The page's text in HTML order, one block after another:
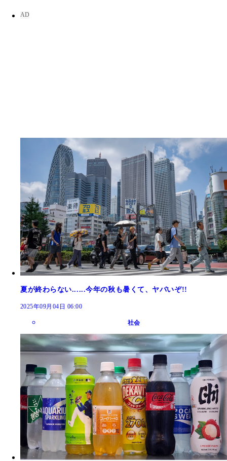
夏が終わらない......今年の秋も暑くて、ヤバいぞ!!
2025年09月04日 06:00
社会